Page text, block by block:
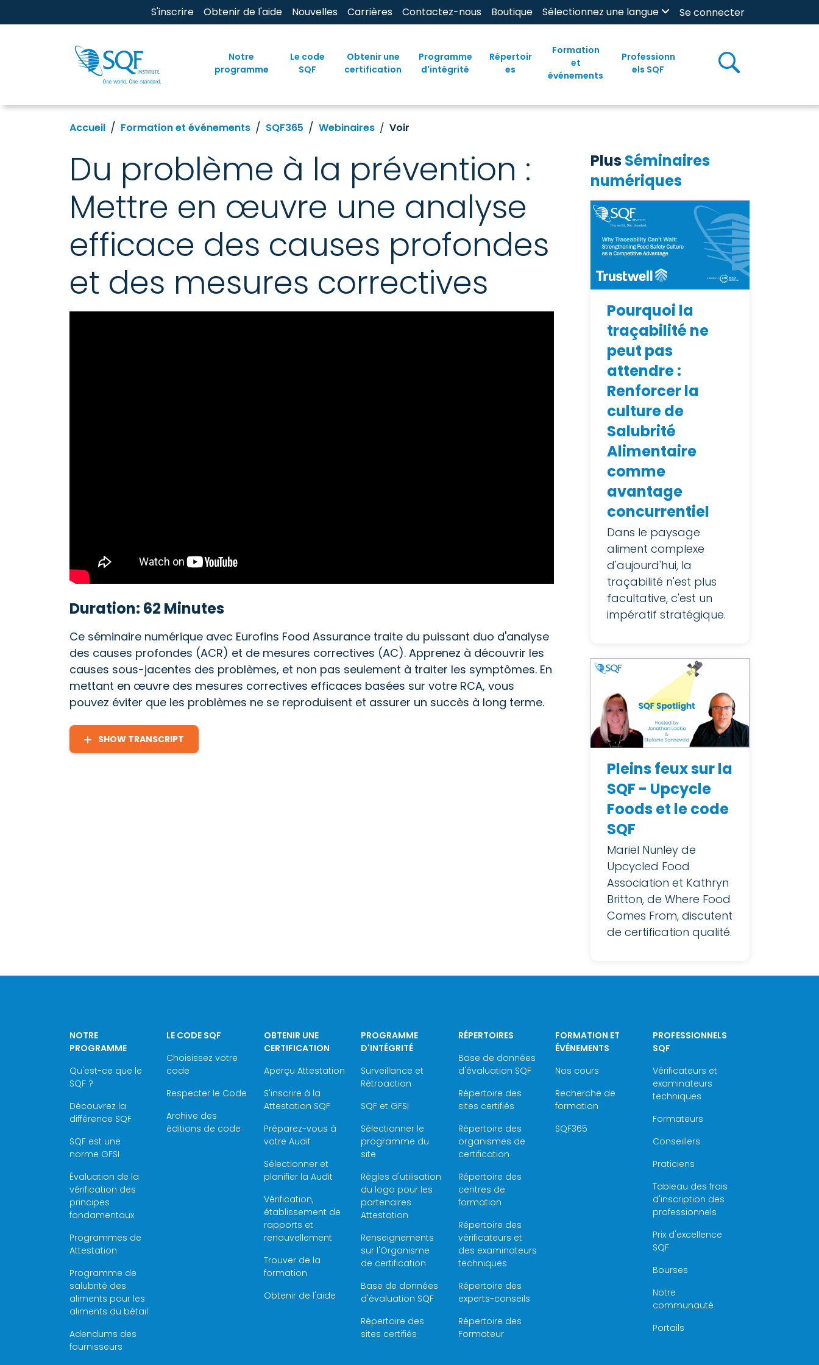
S'inscrire Obtenir de l'aide Nouvelles Carrières Contactez-nous Boutique Sélectionnez une langue Se connecter
Notre
programme
Le code
SQF
Obtenir une
certification
Programme
d'intégrité
Répertoir
es
Formation
et
événements
Professionn
els SQF
Accueil Formation et événements SQF365 Webinaires Voir
Du problème à la prévention :
Mettre en œuvre une analyse
efficace des causes profondes
et des mesures correctives
Duration: 62 Minutes
Ce séminaire numérique avec Eurofins Food Assurance traite du puissant duo d'analyse
des causes profondes (ACR) et de mesures correctives (AC). Apprenez à découvrir les
causes sous-jacentes des problèmes, et non pas seulement à traiter les symptômes. En
mettant en œuvre des mesures correctives efficaces basées sur votre RCA, vous
pouvez éviter que les problèmes ne se reproduisent et assurer un succès à long terme.
SHOW TRANSCRIPT
PlusSéminaires
numériques
Pourquoi la
traçabilité ne
peut pas
attendre :
Renforcer la
culture de
Salubrité
Alimentaire
comme
avantage
concurrentiel
Dans le paysage
aliment complexe
d'aujourd'hui, la
traçabilité n'est plus
facultative, c'est un
impératif stratégique.
Pleins feux sur la
SQF - Upcycle
Foods et le code
SQF
Mariel Nunley de
Upcycled Food
Association et Kathryn
Britton, de Where Food
Comes From, discutent
de certification qualité.
NOTRE
PROGRAMME
Qu'est-ce que le
SQF ?
Découvrez la
différence SQF
SQF est une
norme GFSI
Évaluation de la
vérification des
principes
fondamentaux
Programmes de
Attestation
Programme de
salubrité des
aliments pour les
aliments du bétail
Adendums des
fournisseurs
LE CODE SQF
Choisissez votre
code
Respecter le Code
Archive des
éditions de code
OBTENIR UNE
CERTIFICATION
Aperçu Attestation
S'inscrire à la
Attestation SQF
Préparez-vous à
votre Audit
Sélectionner et
planifier la Audit
Vérification,
établissement de
rapports et
renouvellement
Trouver de la
formation
Obtenir de l'aide
PROGRAMME
D'INTÉGRITÉ
Surveillance et
Rétroaction
SQF et GFSI
Sélectionner le
programme du
site
Règles d'utilisation
du logo pour les
partenaires
Attestation
Renseignements
sur l'Organisme
de certification
Base de données
d'évaluation SQF
Répertoire des
sites certifiés
RÉPERTOIRES
Base de données
d'évaluation SQF
Répertoire des
sites certifiés
Répertoire des
organismes de
certification
Répertoire des
centres de
formation
Répertoire des
vérificateurs et
des examinateurs
techniques
Répertoire des
experts-conseils
Répertoire des
Formateur
FORMATION ET
ÉVÉNEMENTS
Nos cours
Recherche de
formation
SQF365
PROFESSIONNELS
SQF
Vérificateurs et
examinateurs
techniques
Formateurs
Conseillers
Praticiens
Tableau des frais
d'inscription des
professionnels
Prix d'excellence
SQF
Bourses
Notre
communauté
Portails